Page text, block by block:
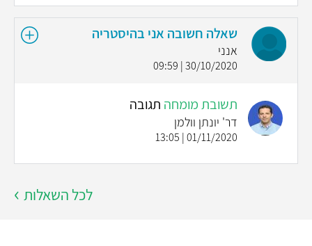
שאלה חשובה אני בהיסטריה
אנני
30/10/2020 | 09:59
תשובת מומחה תגובה
דר' יונתן וולמן
01/11/2020 | 13:05
לכל השאלות